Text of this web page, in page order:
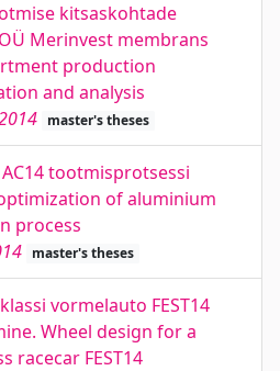
kitsaskohtade
Merinvest membrans
production
and analysis
master's theses
tootmisprotsessi
of aluminium
process
master's theses
vormelauto FEST14
Wheel design for a
racecar FEST14